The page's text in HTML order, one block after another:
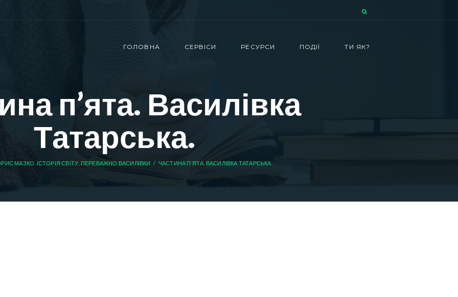
ГОЛОВНА СЕРВІСИ РЕСУРСИ ПОДІЇ ТИ ЯК?
п’ята. Василівка
Татарська.
МАЗКО. ІСТОРІЯ СВІТУ, ПЕРЕВАЖНО ВАСИЛІВКИ ЧАСТИНА П’ЯТА. ВАСИЛІВКА ТАТАРСЬКА.